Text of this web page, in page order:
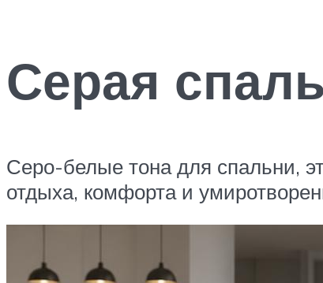
Серая
Серо-белые тона для спальни,
отдыха, комфорта и